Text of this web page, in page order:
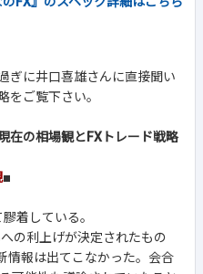
ぎに井口喜雄さんに直接聞い
をご覧下さい。
在の相場観とFXトレード戦略
■
着している。
の利上げが決定されたもの
情報は出てこなかった。会合